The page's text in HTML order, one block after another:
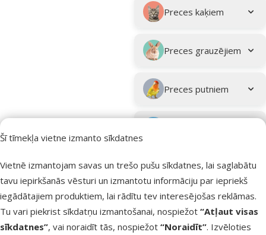
Šī tīmekļa vietne izmanto sīkdatnes
Vietnē izmantojam savas un trešo pušu sīkdatnes, lai saglabātu
tavu iepirkšanās vēsturi un izmantotu informāciju par iepriekš
iegādātajiem produktiem, lai rādītu tev interesējošas reklāmas.
Tu vari piekrist sīkdatņu izmantošanai, nospiežot “Atļaut visas
sīkdatnes”, vai noraidīt tās, nospiežot “Noraidīt”. Izvēloties
Preces kaķiem
Preces grauzējiem
Preces putniem
Preces
eksotiskajiem
Filtrs
Kampaņa: Vasara
turpinās – atlaides katrai
gaumei!